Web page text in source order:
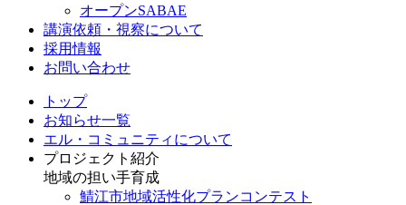
オープンSABAE
講演依頼・視察について
採用情報
お問い合わせ
トップ
お知らせ一覧
エル・コミュニティについて
プロジェクト紹介
地域の担い手育成
鯖江市地域活性化プランコンテスト